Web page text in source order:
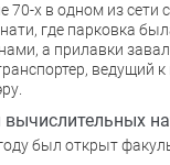
70-х в одном из сети
где парковка
а прилавки
ведущий
вычислительных
был открыт